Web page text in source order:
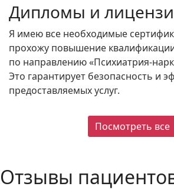
Дипломы и
Я имею все необходимые
прохожу повышение
по направлению «Психиатрия-
Это гарантирует безопасность и
предоставляемых услуг.
Посмотреть все
Отзывы